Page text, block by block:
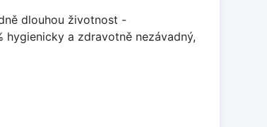
dlouhou životnost -
a zdravotně nezávadný,